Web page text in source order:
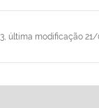
última modificação 21/